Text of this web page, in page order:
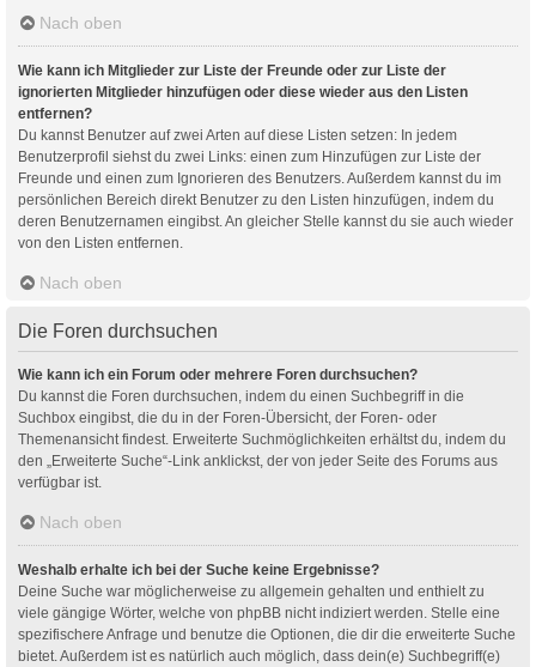
Nach oben
Wie kann ich Mitglieder zur Liste der Freunde oder zur Liste der
ignorierten Mitglieder hinzufügen oder diese wieder aus den Listen
entfernen?
Du kannst Benutzer auf zwei Arten auf diese Listen setzen: In jedem
Benutzerprofil siehst du zwei Links: einen zum Hinzufügen zur Liste der
Freunde und einen zum Ignorieren des Benutzers. Außerdem kannst du im
persönlichen Bereich direkt Benutzer zu den Listen hinzufügen, indem du
deren Benutzernamen eingibst. An gleicher Stelle kannst du sie auch wieder
von den Listen entfernen.
Nach oben
Die Foren durchsuchen
Wie kann ich ein Forum oder mehrere Foren durchsuchen?
Du kannst die Foren durchsuchen, indem du einen Suchbegriff in die
Suchbox eingibst, die du in der Foren-Übersicht, der Foren- oder
Themenansicht findest. Erweiterte Suchmöglichkeiten erhältst du, indem du
den „Erweiterte Suche“-Link anklickst, der von jeder Seite des Forums aus
verfügbar ist.
Nach oben
Weshalb erhalte ich bei der Suche keine Ergebnisse?
Deine Suche war möglicherweise zu allgemein gehalten und enthielt zu
viele gängige Wörter, welche von phpBB nicht indiziert werden. Stelle eine
spezifischere Anfrage und benutze die Optionen, die dir die erweiterte Suche
bietet. Außerdem ist es natürlich auch möglich, dass dein(e) Suchbegriff(e)